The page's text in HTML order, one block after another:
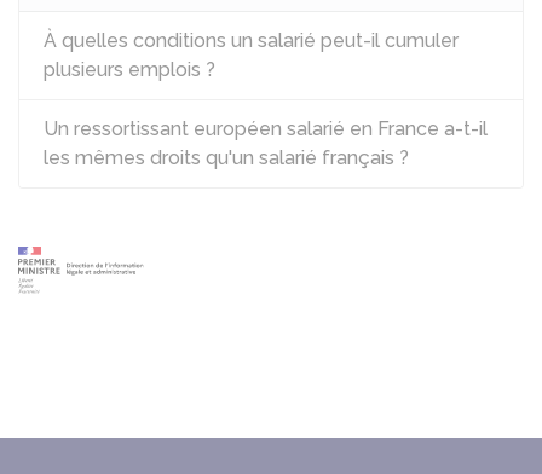
À quelles conditions un salarié peut-il cumuler
plusieurs emplois ?
Un ressortissant européen salarié en France a-t-il
les mêmes droits qu'un salarié français ?